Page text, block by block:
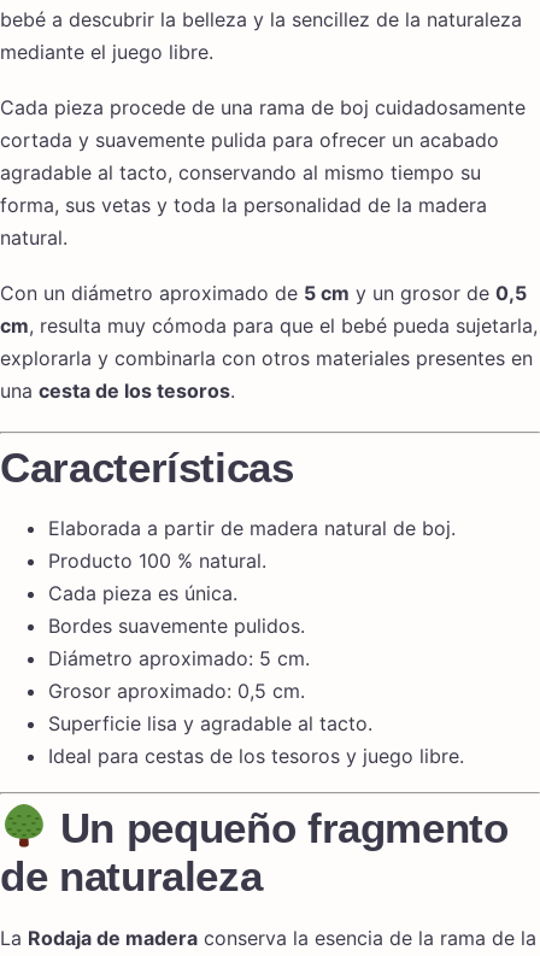
bebé a descubrir la belleza y la sencillez de la naturaleza
mediante el juego libre.
Cada pieza procede de una rama de boj cuidadosamente
cortada y suavemente pulida para ofrecer un acabado
agradable al tacto, conservando al mismo tiempo su
forma, sus vetas y toda la personalidad de la madera
natural.
Con un diámetro aproximado de 5 cm y un grosor de 0,5
cm, resulta muy cómoda para que el bebé pueda sujetarla,
explorarla y combinarla con otros materiales presentes en
una cesta de los tesoros.
Características
Elaborada a partir de madera natural de boj.
Producto 100 % natural.
Cada pieza es única.
Bordes suavemente pulidos.
Diámetro aproximado: 5 cm.
Grosor aproximado: 0,5 cm.
Superficie lisa y agradable al tacto.
Ideal para cestas de los tesoros y juego libre.
Un pequeño fragmento
de naturaleza
La Rodaja de madera conserva la esencia de la rama de la